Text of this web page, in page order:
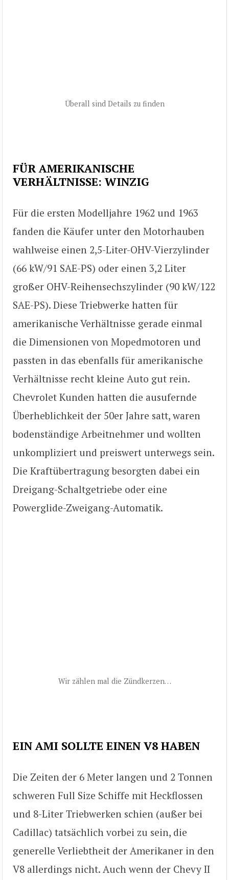
Überall sind Details zu finden
FÜR AMERIKANISCHE
VERHÄLTNISSE: WINZIG
Für die ersten Modelljahre 1962 und 1963
fanden die Käufer unter den Motorhauben
wahlweise einen 2,5-Liter-OHV-Vierzylinder
(66 kW/91 SAE-PS) oder einen 3,2 Liter
großer OHV-Reihensechszylinder (90 kW/122
SAE-PS). Diese Triebwerke hatten für
amerikanische Verhältnisse gerade einmal
die Dimensionen von Mopedmotoren und
passten in das ebenfalls für amerikanische
Verhältnisse recht kleine Auto gut rein.
Chevrolet Kunden hatten die ausufernde
Überheblichkeit der 50er Jahre satt, waren
bodenständige Arbeitnehmer und wollten
unkompliziert und preiswert unterwegs sein.
Die Kraftübertragung besorgten dabei ein
Dreigang-Schaltgetriebe oder eine
Powerglide-Zweigang-Automatik.
Wir zählen mal die Zündkerzen…
EIN AMI SOLLTE EINEN V8 HABEN
Die Zeiten der 6 Meter langen und 2 Tonnen
schweren Full Size Schiffe mit Heckflossen
und 8-Liter Triebwerken schien (außer bei
Cadillac) tatsächlich vorbei zu sein, die
generelle Verliebtheit der Amerikaner in den
V8 allerdings nicht. Auch wenn der Chevy II